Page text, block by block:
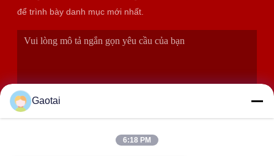
để trình bày danh mục mới nhất.
Gaotai
6:18 PM